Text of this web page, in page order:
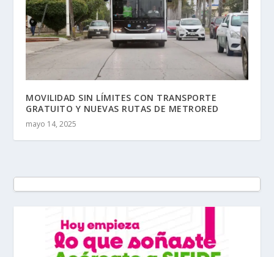
MOVILIDAD SIN LÍMITES CON TRANSPORTE
GRATUITO Y NUEVAS RUTAS DE METRORED
mayo 14, 2025